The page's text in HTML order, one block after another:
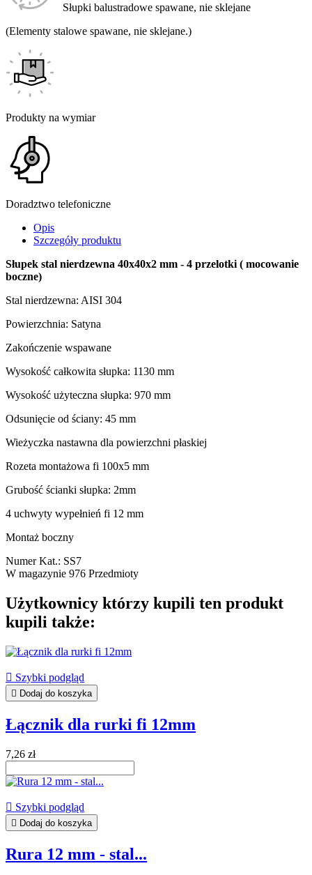
Słupki balustradowe spawane, nie sklejane
(Elementy stalowe spawane, nie sklejane.)
Produkty na wymiar
Doradztwo telefoniczne
Opis
Szczegóły produktu
Słupek stal nierdzewna 40x40x2 mm - 4 przelotki ( mocowanie
boczne)
Stal nierdzewna: AISI 304
Powierzchnia: Satyna
Zakończenie wspawane
Wysokość całkowita słupka: 1130 mm
Wysokość użyteczna słupka: 970 mm
Odsunięcie od ściany: 45 mm
Wieżyczka nastawna dla powierzchni płaskiej
Rozeta montażowa fi 100x5 mm
Grubość ścianki słupka: 2mm
4 uchwyty wypełnień fi 12 mm
Montaż boczny
Numer Kat.: SS7
W magazynie 976 Przedmioty
Użytkownicy którzy kupili ten produkt
kupili także:
 Szybki podgląd
 Dodaj do koszyka
Łącznik dla rurki fi 12mm
7,26 zł
 Szybki podgląd
 Dodaj do koszyka
Rura 12 mm - stal...